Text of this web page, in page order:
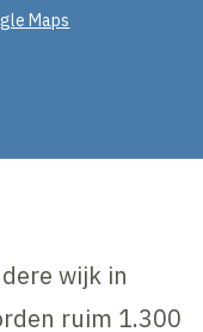
Maps
wijk in
ruim 1.300